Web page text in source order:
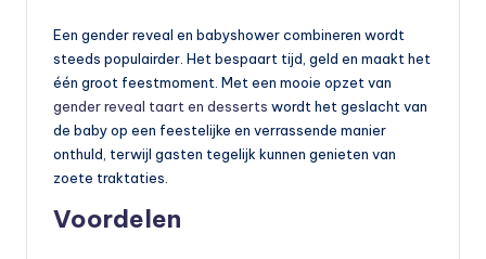
Een gender reveal en babyshower combineren wordt
steeds populairder. Het bespaart tijd, geld en maakt het
één groot feestmoment. Met een mooie opzet van
gender reveal taart en desserts wordt het geslacht van
de baby op een feestelijke en verrassende manier
onthuld, terwijl gasten tegelijk kunnen genieten van
zoete traktaties.
Voordelen